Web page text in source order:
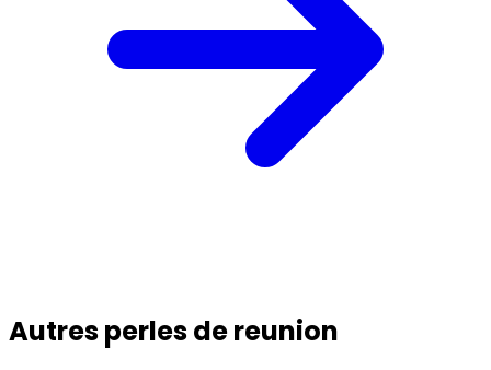
Autres perles de reunion